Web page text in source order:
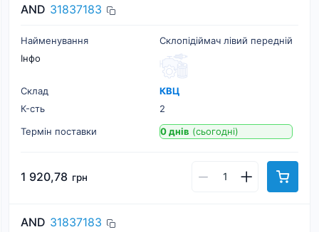
AND 31837183
Найменування
Склопідіймач лівий передній
Інфо
Склад
КВЦ
К-cть
2
Термін поставки
0 днів (сьогодні)
1 920,78 грн
AND 31837183